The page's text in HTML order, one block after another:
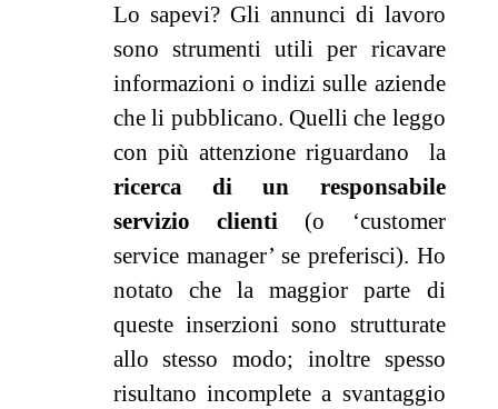
Lo sapevi? Gli annunci di lavoro
sono strumenti utili per ricavare
informazioni o indizi sulle aziende
che li pubblicano. Quelli che leggo
con più attenzione riguardano la
ricerca di un responsabile
servizio clienti (o ‘customer
service manager’ se preferisci). Ho
notato che la maggior parte di
queste inserzioni sono strutturate
allo stesso modo; inoltre spesso
risultano incomplete a svantaggio